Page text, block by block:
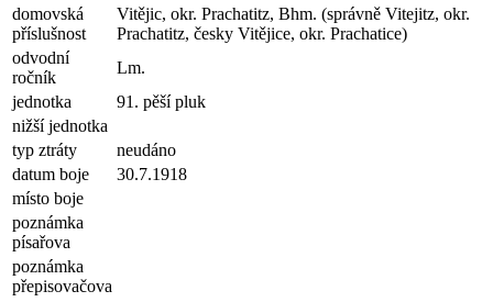
domovská
příslušnost
Vitějic, okr. Prachatitz, Bhm. (správně Vitejitz, okr.
Prachatitz, česky Vitějice, okr. Prachatice)
odvodní
ročník
Lm.
jednotka
91. pěší pluk
nižší jednotka
typ ztráty
neudáno
datum boje
30.7.1918
místo boje
poznámka
písařova
poznámka
přepisovačova